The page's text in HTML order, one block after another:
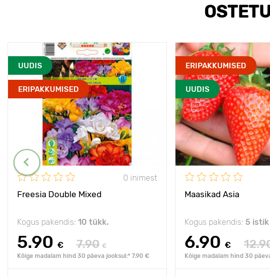
UUDIS
ERIPAKKUMISED
0 inimest
Freesia Double Mixed
Kogus pakendis: 10 tükk.
5.90 € 7.90 €
Kõige madalam hind 30 päeva jooksul:* 7.90 €
ERIPAKKUMISED
UUDIS
Maasikad Asia
Kogus pakendis: 5 istik
6.90 €
Kõige madalam hind 30